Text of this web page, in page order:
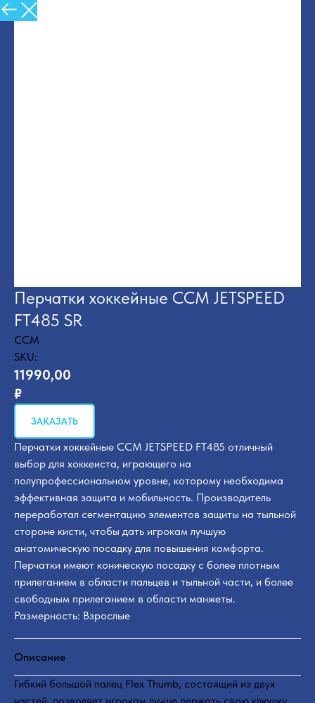
Назад в Каталог
Перчатки хоккейные CCM JETSPEED
FT485 SR
CCM
SKU:
11990,00
₽
ЗАКАЗАТЬ
Перчатки хоккейные CCM JETSPEED FT485 отличный
выбор для хоккеиста, играющего на
полупрофессиональном уровне, которому необходима
эффективная защита и мобильность. Производитель
переработал сегментацию элементов защиты на тыльной
стороне кисти, чтобы дать игрокам лучшую
анатомическую посадку для повышения комфорта.
Перчатки имеют коническую посадку с более плотным
прилеганием в области пальцев и тыльной части, и более
свободным прилеганием в области манжеты.
Размерность: Взрослые
Описание
Гибкий большой палец Flex Thumb, состоящий из двух